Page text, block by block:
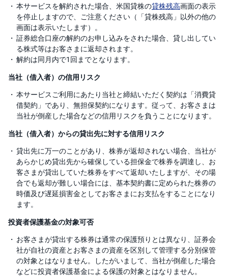
本サービスを解約された場合、米国貸株の貸株残高画面の表示
を停止しますので、ご注意ください（「貸株残高」以外の他の
画面は表示いたします）。
証券総合口座の解約のお申し込みをされた場合、貸し出してい
る株式等はお客さまに返却されます。
解約は同月内で1回までとなります。
当社（借入者）の信用リスク
本サービスご利用にあたり当社と締結いただく契約は「消費貸
借契約」であり、無担保契約になります。従って、お客さまは
当社が倒産した場合などの信用リスクを負うことになります。
当社（借入者）からの貸出先に対する信用リスク
貸出先に万一のことがあり、株券が返却されない場合、当社が
あらかじめ貸出先から確保している担保金で株券を調達し、お
客さまが貸出していた株券をすべて返却いたしますが、その場
合でも返却が難しい場合には、基本契約書に定められた株券の
時価及び遅延損害金としてお客さまにお支払をすることになり
ます。
投資者保護基金の対象可否
お客さまが貸出する株券は通常の保護預りとは異なり、証券会
社が自社の資産とお客さまの資産を区別して管理する分別保管
の対象とはなりません。したがいまして、当社が倒産した場合
などに投資者保護基金による保護の対象とはなりません。